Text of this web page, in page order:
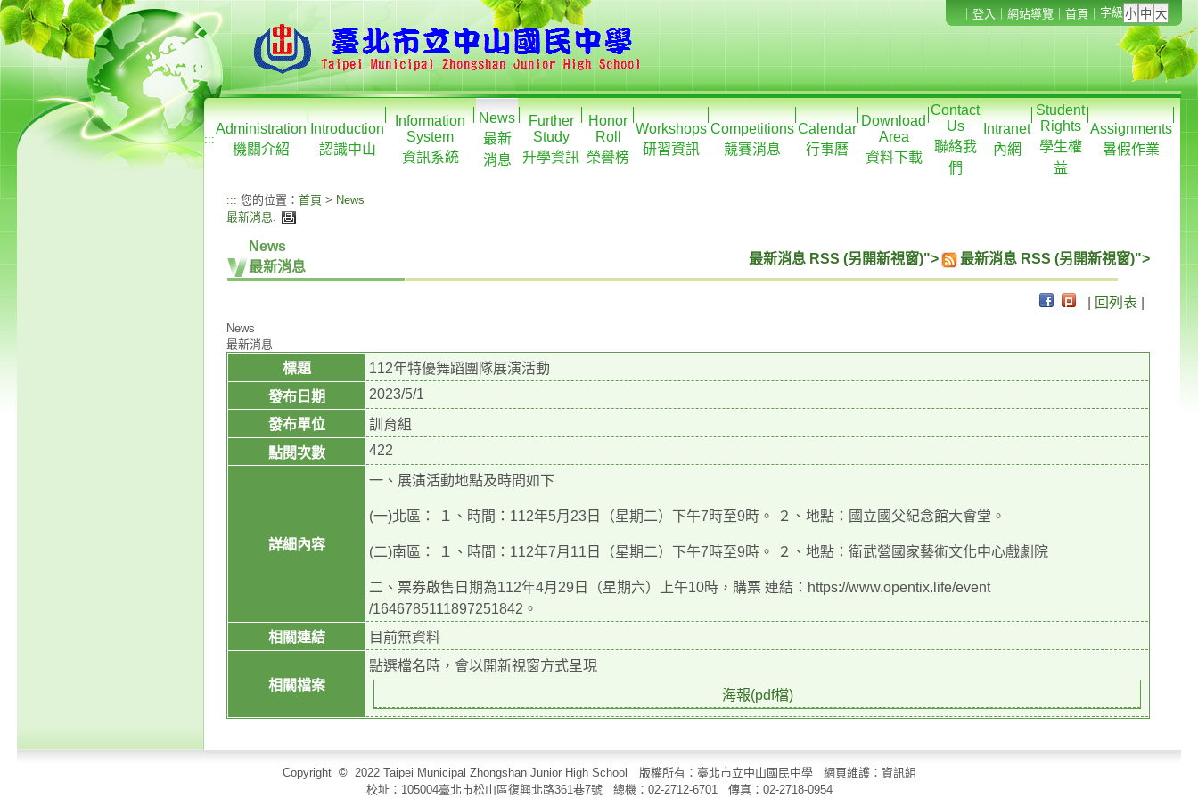
登入 網站導覽 首頁 字級
:::
Administration
機關介紹
Introduction
認識中山
Information
System
資訊系統
News
最新
消息
Further
Study
升學資訊
Honor
Roll
榮譽榜
Workshops
研習資訊
Competitions
競賽消息
Calendar
行事曆
Download
Area
資料下載
Contact
Us
聯絡我
們
Intranet
內網
Student
Rights
學生權
益
Assignments
暑假作業
::: 您的位置： 首頁 > News
最新消息.
News
最新消息
最新消息 RSS (另開新視窗)"> 最新消息 RSS (另開新視窗)">
回列表
News
最新消息
標題
112年特優舞蹈團隊展演活動
發布日期
2023/5/1
發布單位
訓育組
點閱次數
422
詳細內容
一、展演活動地點及時間如下
(一)北區： １、時間：112年5月23日（星期二）下午7時至9時。 ２、地點：國立國父紀念館大會堂。
(二)南區： １、時間：112年7月11日（星期二）下午7時至9時。 ２、地點：衛武營國家藝術文化中心戲劇院
二、票券啟售日期為112年4月29日（星期六）上午10時，購票 連結：https://www.opentix.life/event
/1646785111897251842。
相關連結
目前無資料
相關檔案
點選檔名時，會以開新視窗方式呈現
海報(pdf檔)
Copyright © 2022 Taipei Municipal Zhongshan Junior High School 版權所有：臺北市立中山國民中學 網頁維護：資訊組
校址：105004臺北市松山區復興北路361巷7號 總機：02-2712-6701 傳真： 02-2718-0954